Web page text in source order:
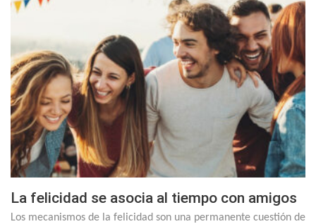
La felicidad se asocia al tiempo con amigos
Los mecanismos de la felicidad son una permanente cuestión de